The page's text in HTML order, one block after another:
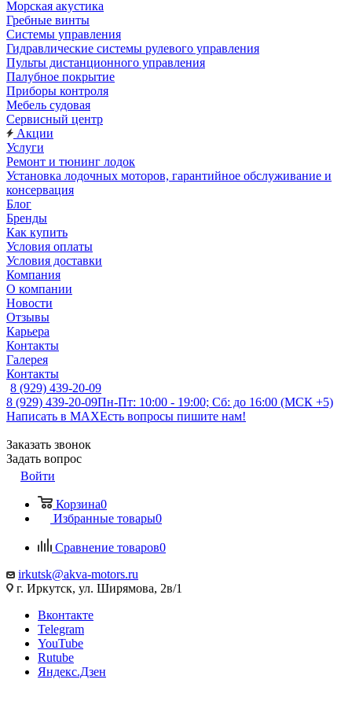
Морская акустика
Гребные винты
Системы управления
Гидравлические системы рулевого управления
Пульты дистанционного управления
Палубное покрытие
Приборы контроля
Мебель судовая
Сервисный центр
Акции
Услуги
Ремонт и тюнинг лодок
Установка лодочных моторов, гарантийное обслуживание и
консервация
Блог
Бренды
Как купить
Условия оплаты
Условия доставки
Компания
О компании
Новости
Отзывы
Карьера
Контакты
Галерея
Контакты
8 (929) 439-20-09
8 (929) 439-20-09Пн-Пт: 10:00 - 19:00; Сб: до 16:00 (МСК +5)
Написать в MAXЕсть вопросы пишите нам!
Заказать звонок
Задать вопрос
Войти
Корзина0
Избранные товары0
Сравнение товаров0
irkutsk@akva-motors.ru
г. Иркутск, ул. Ширямова, 2в/1
Вконтакте
Telegram
YouTube
Rutube
Яндекс.Дзен